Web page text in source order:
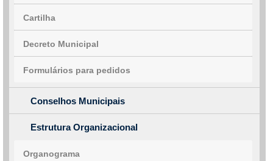
Cartilha
Decreto Municipal
Formulários para pedidos
Conselhos Municipais
Estrutura Organizacional
Organograma